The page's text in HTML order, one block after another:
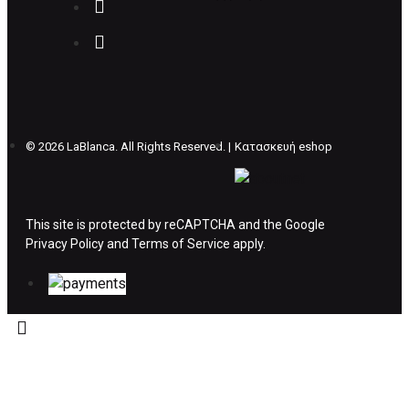
Επιστρέφετε το προϊόν με τηv ACS Courier με
δέμα σας, αποστέλλεται η αλλαγή σας με
ΔΙΚΑΙΩΜΑ ΥΠΑΝΑΧΩΡΗΣΗΣ-ΕΠΙΣΤΡΟΦΗ
Η επιστροφή χρημάτων ακολουθείται στις
Το προϊόν θα πρέπει να βρίσκεται στην αρχική
© 2026 LaBlanca. All Rights Reserved. | Κατασκευή eshop
This site is protected by reCAPTCHA and the Google
Privacy Policyand Terms of Service apply.